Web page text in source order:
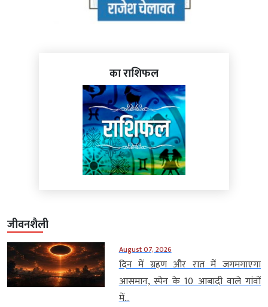
का राशिफल
जीवनशैली
August 07, 2026
दिन में ग्रहण और रात में जगमगाएगा
आसमान, स्पेन के 10 आबादी वाले गांवों
में...